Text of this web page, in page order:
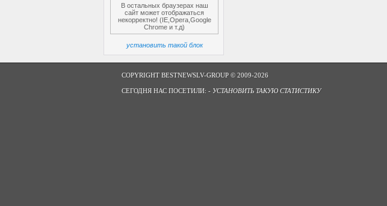
В остальных браузерах наш
сайт может отображаться
некорректно! (IE,Opera,Google
Chrome и т.д)
установить такой блок
COPYRIGHT BESTNEWSLV-GROUP © 2009-2026
СЕГОДНЯ НАС ПОСЕТИЛИ: - УСТАНОВИТЬ ТАКУЮ СТАТИСТИКУ